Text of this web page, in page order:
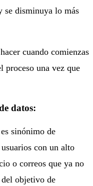
se disminuya lo más
cuando comienzas
proceso una vez que
datos:
sinónimo de
con un alto
o correos que ya no
objetivo de